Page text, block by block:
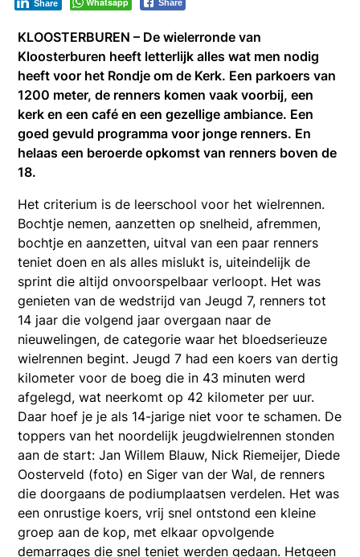
Share
Share
KLOOSTERBUREN – De wielerronde van
Kloosterburen heeft letterlijk alles wat men nodig
heeft voor het Rondje om de Kerk. Een parkoers van
1200 meter, de renners komen vaak voorbij, een
kerk en een café en een gezellige ambiance. Een
goed gevuld programma voor jonge renners. En
helaas een beroerde opkomst van renners boven de
18.
Het criterium is de leerschool voor het wielrennen.
Bochtje nemen, aanzetten op snelheid, afremmen,
bochtje en aanzetten, uitval van een paar renners
teniet doen en als alles mislukt is, uiteindelijk de
sprint die altijd onvoorspelbaar verloopt. Het was
genieten van de wedstrijd van Jeugd 7, renners tot
14 jaar die volgend jaar overgaan naar de
nieuwelingen, de categorie waar het bloedserieuze
wielrennen begint. Jeugd 7 had een koers van dertig
kilometer voor de boeg die in 43 minuten werd
afgelegd, wat neerkomt op 42 kilometer per uur.
Daar hoef je je als 14-jarige niet voor te schamen. De
toppers van het noordelijk jeugdwielrennen stonden
aan de start: Jan Willem Blauw, Nick Riemeijer, Diede
Oosterveld (foto) en Siger van der Wal, de renners
die doorgaans de podiumplaatsen verdelen. Het was
een onrustige koers, vrij snel ontstond een kleine
groep aan de kop, met elkaar opvolgende
demarrages die snel teniet werden gedaan. Hetgeen